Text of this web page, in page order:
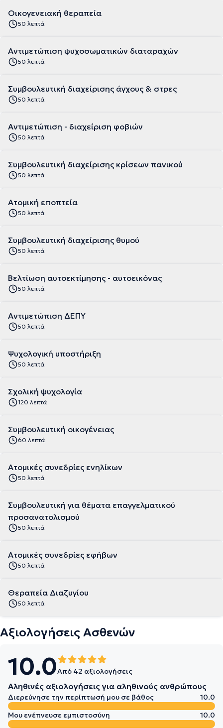
Οικογενειακή θεραπεία
50 λεπτά
Αντιμετώπιση ψυχοσωματικών διαταραχών
50 λεπτά
Συμβουλευτική διαχείρισης άγχους & στρες
50 λεπτά
Αντιμετώπιση - διαχείριση φοβιών
50 λεπτά
Συμβουλευτική διαχείρισης κρίσεων πανικού
50 λεπτά
Ατομική εποπτεία
50 λεπτά
Συμβουλευτική διαχείρισης θυμού
50 λεπτά
Βελτίωση αυτοεκτίμησης - αυτοεικόνας
50 λεπτά
Αντιμετώπιση ΔΕΠΥ
50 λεπτά
Ψυχολογική υποστήριξη
50 λεπτά
Σχολική ψυχολογία
120 λεπτά
Συμβουλευτική οικογένειας
60 λεπτά
Ατομικές συνεδρίες ενηλίκων
50 λεπτά
Συμβουλευτική για θέματα επαγγελματικού
προσανατολισμού
50 λεπτά
Ατομικές συνεδρίες εφήβων
50 λεπτά
Θεραπεία Διαζυγίου
50 λεπτά
Αξιολογήσεις Ασθενών
10.0Από 42 αξιολογήσεις
Αληθινές αξιολογήσεις για αληθινούς ανθρώπους
Διερεύνησε την περίπτωσή μου σε βάθος
10.0
Μου ενέπνευσε εμπιστοσύνη
10.0